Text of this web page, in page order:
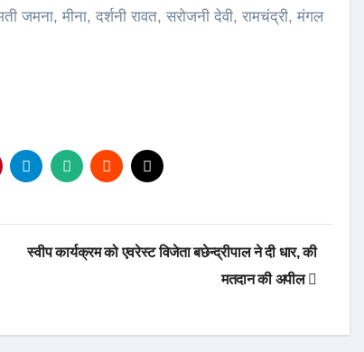
जमना, मीना, दर्शनी रावत, सरोजनी देवी, रामचंद्री, मंगल
स्वीप कार्यक्रम को एवरेस्ट विजेता बछेन्द्रीपाल ने दी धार, की
मतदान की अपील